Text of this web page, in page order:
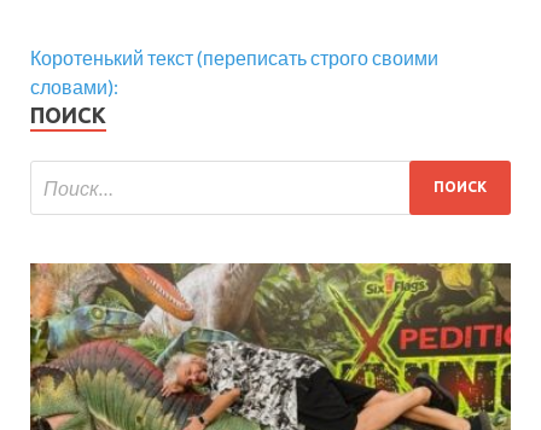
Коротенький текст (переписать строго своими
словами):
ПОИСК